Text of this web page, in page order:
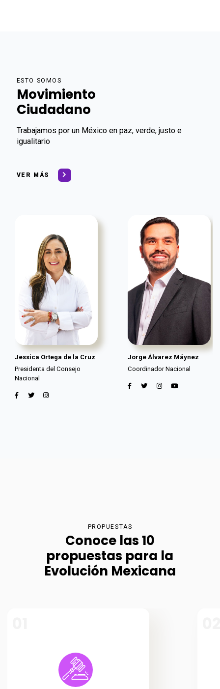
ESTO SOMOS
Movimiento
Ciudadano
Trabajamos por un México en paz, verde, justo e
igualitario
VER MÁS
Jessica Ortega de la Cruz
Presidenta del Consejo
Nacional
Jorge Álvarez Máynez
Coordinador Nacional
PROPUESTAS
Conoce las 10
propuestas para la
Evolución Mexicana